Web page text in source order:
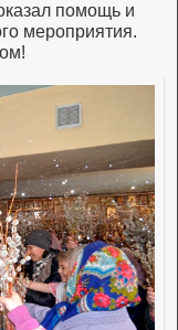
помощь и
мероприятия.